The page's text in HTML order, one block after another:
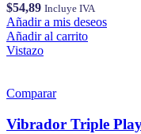
$54,89 Incluye IVA
Añadir a mis deseos
Añadir al carrito
Vistazo
Comparar
Vibrador Triple